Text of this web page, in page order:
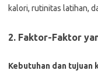
kalori, rutinitas latihan,
2. Faktor-Faktor
Kebutuhan dan tujuan